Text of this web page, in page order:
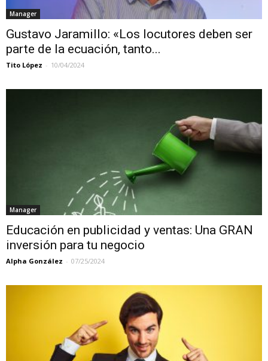
Manager
Gustavo Jaramillo: «Los locutores deben ser
parte de la ecuación, tanto...
Tito López - 10/04/2024
Manager
Educación en publicidad y ventas: Una GRAN
inversión para tu negocio
Alpha González - 07/25/2024